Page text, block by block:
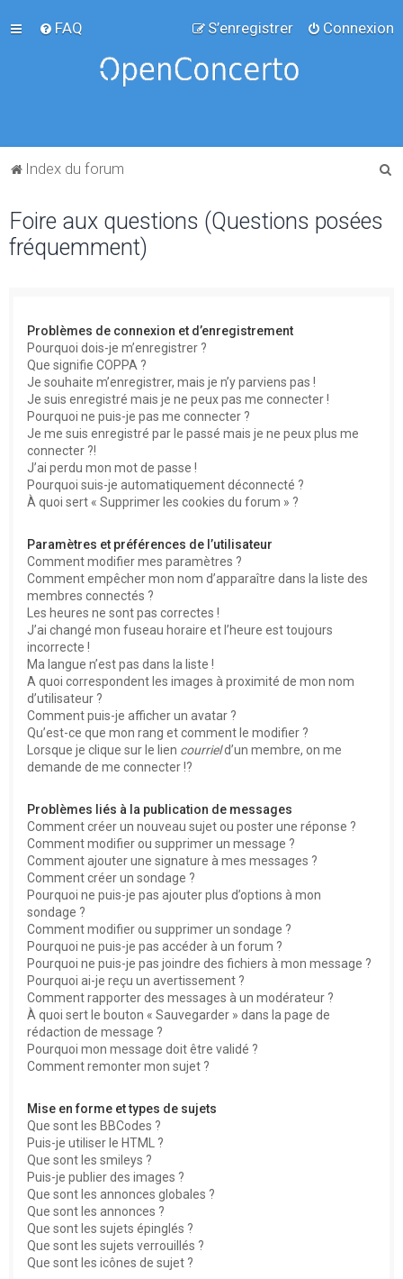
FAQ Connexion
S’enregistrer
Index du forum
Foire aux questions (Questions posées
fréquemment)
Problèmes de connexion et d’enregistrement
Pourquoi dois-je m’enregistrer ?
Que signifie COPPA ?
Je souhaite m’enregistrer, mais je n’y parviens pas !
Je suis enregistré mais je ne peux pas me connecter !
Pourquoi ne puis-je pas me connecter ?
Je me suis enregistré par le passé mais je ne peux plus me
connecter ?!
J’ai perdu mon mot de passe !
Pourquoi suis-je automatiquement déconnecté ?
À quoi sert « Supprimer les cookies du forum » ?
Paramètres et préférences de l’utilisateur
Comment modifier mes paramètres ?
Comment empêcher mon nom d’apparaître dans la liste des
membres connectés ?
Les heures ne sont pas correctes !
J’ai changé mon fuseau horaire et l’heure est toujours
incorrecte !
Ma langue n’est pas dans la liste !
A quoi correspondent les images à proximité de mon nom
d’utilisateur ?
Comment puis-je afficher un avatar ?
Qu’est-ce que mon rang et comment le modifier ?
Lorsque je clique sur le lien courrield’un membre, on me
demande de me connecter !?
Problèmes liés à la publication de messages
Comment créer un nouveau sujet ou poster une réponse ?
Comment modifier ou supprimer un message ?
Comment ajouter une signature à mes messages ?
Comment créer un sondage ?
Pourquoi ne puis-je pas ajouter plus d’options à mon
sondage ?
Comment modifier ou supprimer un sondage ?
Pourquoi ne puis-je pas accéder à un forum ?
Pourquoi ne puis-je pas joindre des fichiers à mon message ?
Pourquoi ai-je reçu un avertissement ?
Comment rapporter des messages à un modérateur ?
À quoi sert le bouton « Sauvegarder » dans la page de
rédaction de message ?
Pourquoi mon message doit être validé ?
Comment remonter mon sujet ?
Mise en forme et types de sujets
Que sont les BBCodes ?
Puis-je utiliser le HTML ?
Que sont les smileys ?
Puis-je publier des images ?
Que sont les annonces globales ?
Que sont les annonces ?
Que sont les sujets épinglés ?
Que sont les sujets verrouillés ?
Que sont les icônes de sujet ?